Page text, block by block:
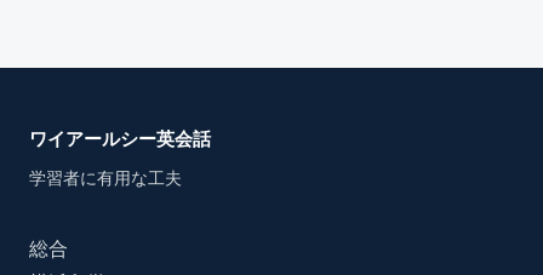
ワイアールシー英会話
学習者に有用な工夫
総合